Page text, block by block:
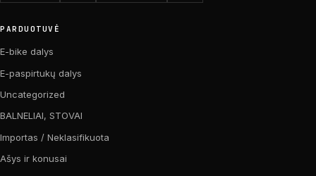
PARDUOTUVĖ
E-bike dalys
E-paspirtukų dalys
Uncategorized
BALNELIAI, STOVAI
Importas / Neklasifikuota
Ašys ir konusai